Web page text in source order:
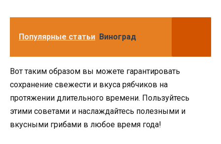
Популярные статьи Виноград
Вот таким образом вы можете гарантировать
сохранение свежести и вкуса рябчиков на
протяжении длительного времени. Пользуйтесь
этими советами и наслаждайтесь полезными и
вкусными грибами в любое время года!